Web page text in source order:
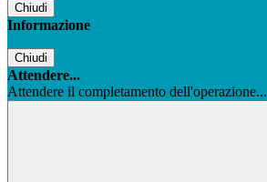
Chiudi
Informazione
Chiudi
Attendere...
Attendere il completamento dell'operazione...